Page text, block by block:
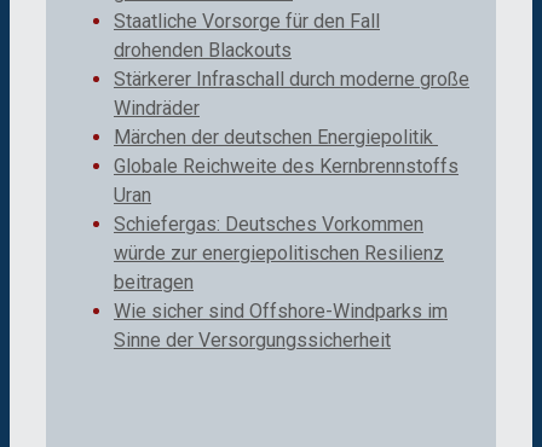
Staatliche Vorsorge für den Fall
drohenden Blackouts
Stärkerer Infraschall durch moderne große
Windräder
Märchen der deutschen Energiepolitik
Globale Reichweite des Kernbrennstoffs
Uran
Schiefergas: Deutsches Vorkommen
würde zur energiepolitischen Resilienz
beitragen
Wie sicher sind Offshore-Windparks im
Sinne der Versorgungssicherheit